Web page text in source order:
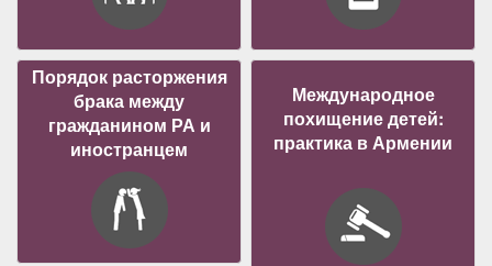
Порядок расторжения
брака между
гражданином РА и
иностранцем
Международное
похищение детей:
практика в Армении